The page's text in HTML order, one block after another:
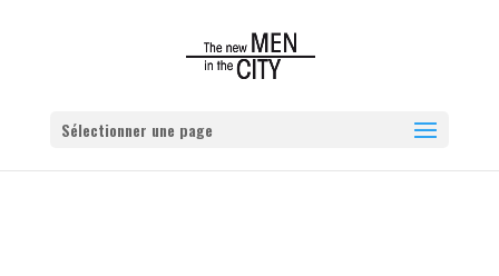
Sélectionner une page